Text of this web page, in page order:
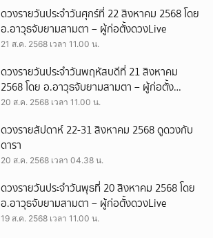
ดวงรายวันประจำวันศุกร์ที่ 22 สิงหาคม 2568 โดย
อ.อาวุธจับยามสามตา – ผู้ก่อตั้งดวงLive
21 ส.ค. 2568 เวลา 11.00 น.
ดวงรายวันประจำวันพฤหัสบดีที่ 21 สิงหาคม
2568 โดย อ.อาวุธจับยามสามตา – ผู้ก่อตั้ง
ดวงLive
20 ส.ค. 2568 เวลา 11.00 น.
ดวงรายสัปดาห์ 22-31 สิงหาคม 2568 ดูดวงกับ
ดารา
20 ส.ค. 2568 เวลา 04.38 น.
ดวงรายวันประจำวันพุธที่ 20 สิงหาคม 2568 โดย
อ.อาวุธจับยามสามตา – ผู้ก่อตั้งดวงLive
19 ส.ค. 2568 เวลา 11.00 น.